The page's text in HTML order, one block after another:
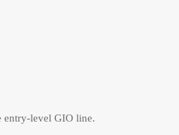
entry-level GIO line.